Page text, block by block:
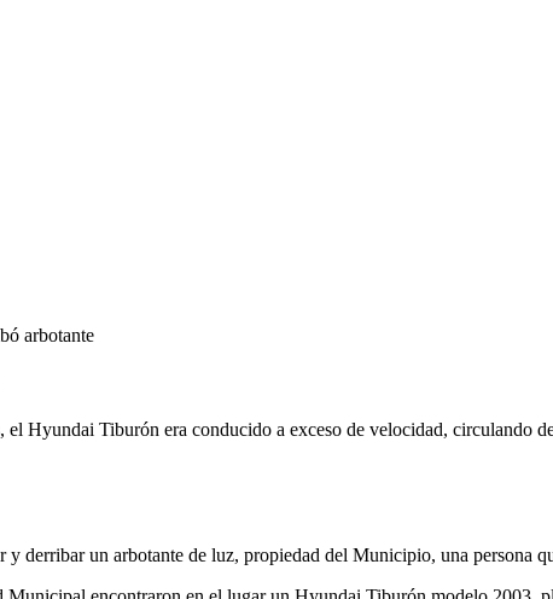
arbotante
el Hyundai Tiburón era conducido a exceso de velocidad, circulando
y derribar un arbotante de luz, propiedad del Municipio, una persona